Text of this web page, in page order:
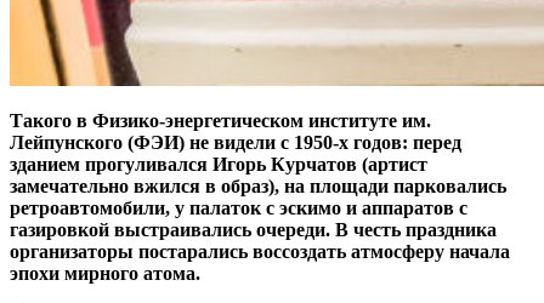
Такого в Физико-энергетическом институте им.
Лейпунского (ФЭИ) не видели с 1950‑х годов: перед
зданием прогуливался Игорь Курчатов (артист
замечательно вжился в образ), на площади парковались
ретроавтомобили, у палаток с эскимо и аппаратов с
газировкой выстраивались очереди. В честь праздника
организаторы постарались воссоздать атмосферу начала
эпохи мирного атома.